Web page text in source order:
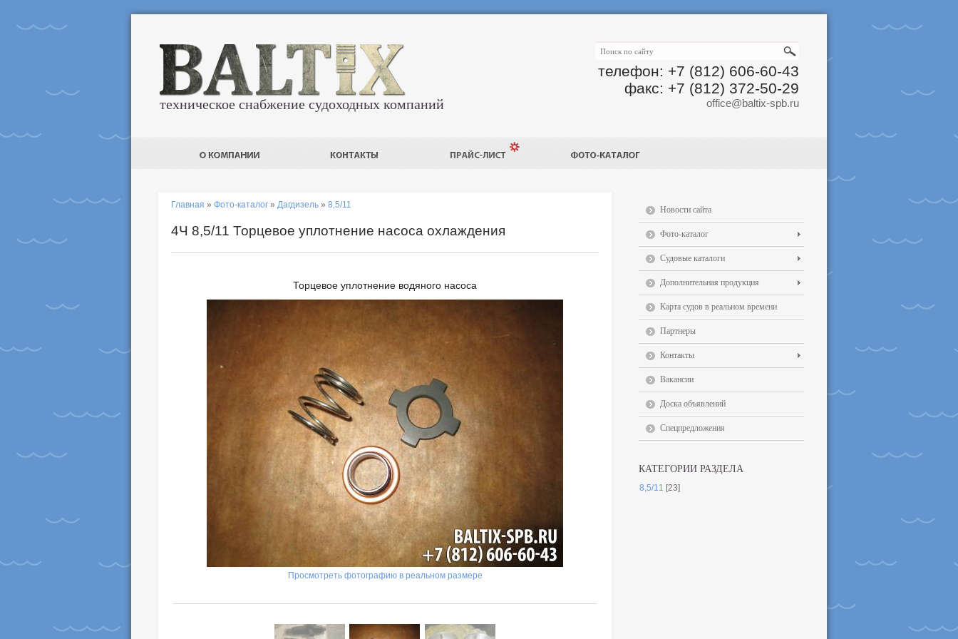
телефон: +7 (812) 606-60-43
факс: +7 (812) 372-50-29
office@baltix-spb.ru
техническое снабжение судоходных компаний
Главная » Фото-каталог » Дагдизель » 8,5/11
4Ч 8,5/11 Торцевое уплотнение насоса охлаждения
Торцевое уплотнение водяного насоса
Просмотреть фотографию в реальном размере
Новости сайта
Фото-каталог
Судовые каталоги
Дополнительная продукция
Карта судов в реальном времени
Партнеры
Контакты
Вакансии
Доска объявлений
Спецпредложения
КАТЕГОРИИ РАЗДЕЛА
8,5/11 [23]